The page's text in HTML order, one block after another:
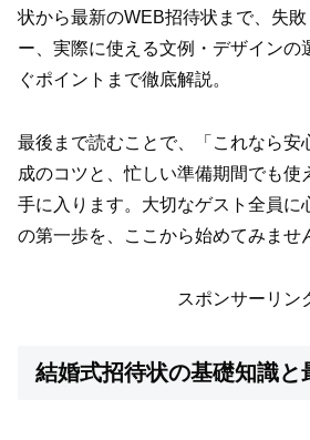
状から最新のWEB招待状まで、失
ー、実際に使える文例・デザインの
ぐポイントまで徹底解説。
最後まで読むことで、「これなら安
成のコツと、忙しい準備期間でも使
手に入ります。大切なゲスト全員に
の第一歩を、ここから始めてみませ
スポンサーリン
結婚式招待状の基礎知識と